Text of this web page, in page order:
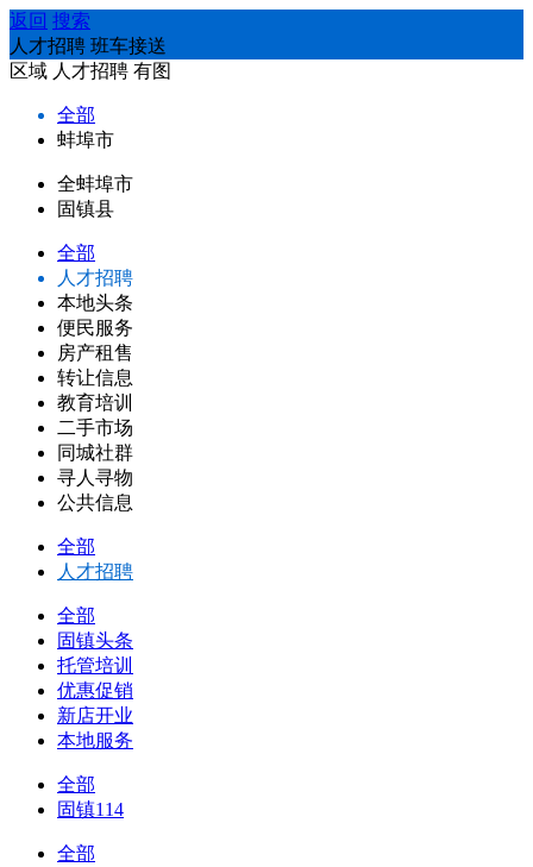
返回 搜索
人才招聘 班车接送
区域 人才招聘 有图
全部
蚌埠市
全蚌埠市
固镇县
全部
人才招聘
本地头条
便民服务
房产租售
转让信息
教育培训
二手市场
同城社群
寻人寻物
公共信息
全部
人才招聘
全部
固镇头条
托管培训
优惠促销
新店开业
本地服务
全部
固镇114
全部